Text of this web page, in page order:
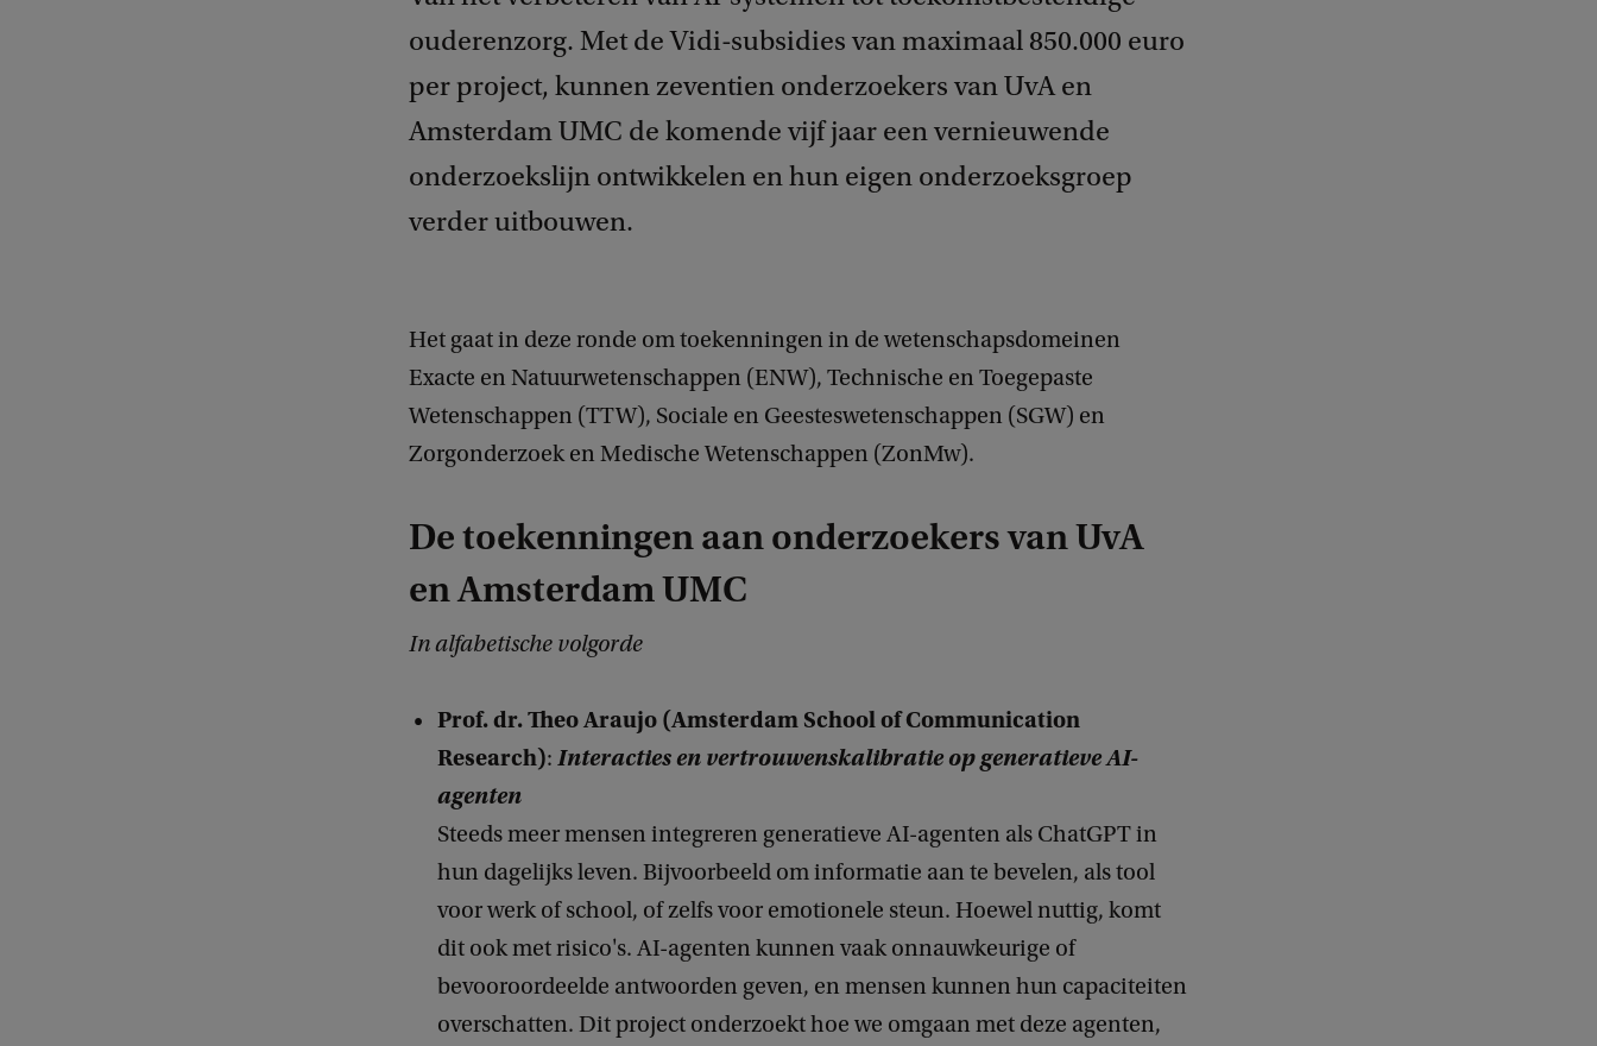
ouderenzorg. Met de Vidi-subsidies van maximaal 850.000 euro
per project, kunnen zeventien onderzoekers van UvA en
Amsterdam UMC de komende vijf jaar een vernieuwende
onderzoekslijn ontwikkelen en hun eigen onderzoeksgroep
verder uitbouwen.
Het gaat in deze ronde om toekenningen in de wetenschapsdomeinen
Exacte en Natuurwetenschappen (ENW), Technische en Toegepaste
Wetenschappen (TTW), Sociale en Geesteswetenschappen (SGW) en
Zorgonderzoek en Medische Wetenschappen (ZonMw).
De toekenningen aan onderzoekers van UvA
en Amsterdam UMC
In alfabetische volgorde
Prof. dr. Theo Araujo (Amsterdam School of Communication
Research): Interacties en vertrouwenskalibratie op generatieve AI-
agenten
Steeds meer mensen integreren generatieve AI-agenten als ChatGPT in
hun dagelijks leven. Bijvoorbeeld om informatie aan te bevelen, als tool
voor werk of school, of zelfs voor emotionele steun. Hoewel nuttig, komt
dit ook met risico's. AI-agenten kunnen vaak onnauwkeurige of
bevooroordeelde antwoorden geven, en mensen kunnen hun capaciteiten
overschatten. Dit project onderzoekt hoe we omgaan met deze agenten,